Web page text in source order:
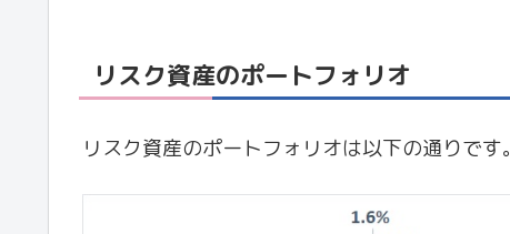
リスク資産のポートフォリオ
リスク資産のポートフォリオは以下の通りです。